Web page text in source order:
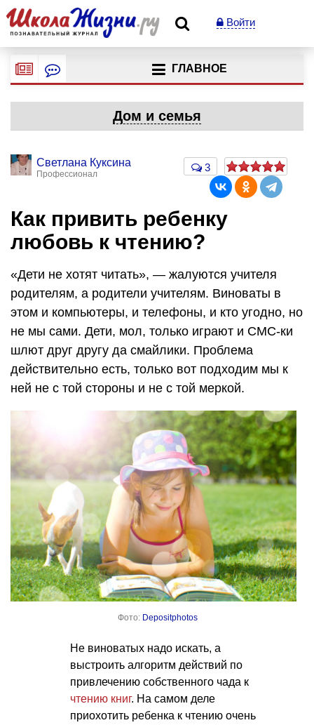
Войти
ГЛАВНОЕ
Дом и семья
Светлана Куксина
Профессионал
3
Как привить ребенку
любовь к чтению?
«Дети не хотят читать», — жалуются учителя
родителям, а родители учителям. Виноваты в
этом и компьютеры, и телефоны, и кто угодно, но
не мы сами. Дети, мол, только играют и СМС-ки
шлют друг другу да смайлики. Проблема
действительно есть, только вот подходим мы к
ней не с той стороны и не с той меркой.
Фото: Depositphotos
Не виноватых надо искать, а
выстроить алгоритм действий по
привлечению собственного чада к
чтению книг. На самом деле
приохотить ребенка к чтению очень